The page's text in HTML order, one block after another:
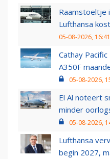
Raamstoeltje
Lufthansa
05-08-2026, 16:41
Cathay
A350F
05-08-2026,
El Al noteert
minder
05-08-2026,
Lufthansa
begin 2027,